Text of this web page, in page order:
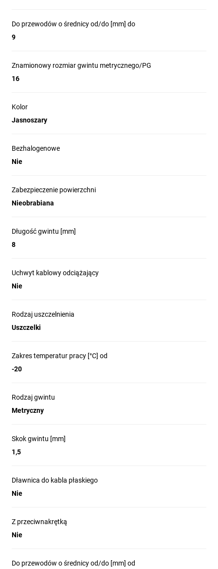
Do przewodów o średnicy od/do [mm] do
9
Znamionowy rozmiar gwintu metrycznego/PG
16
Kolor
Jasnoszary
Bezhalogenowe
Nie
Zabezpieczenie powierzchni
Nieobrabiana
Długość gwintu [mm]
8
Uchwyt kablowy odciążający
Nie
Rodzaj uszczelnienia
Uszczelki
Zakres temperatur pracy [°C] od
-20
Rodzaj gwintu
Metryczny
Skok gwintu [mm]
1,5
Dławnica do kabla płaskiego
Nie
Z przeciwnakrętką
Nie
Do przewodów o średnicy od/do [mm] od